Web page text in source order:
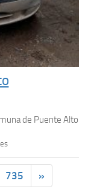
de Puente Alto
735 »